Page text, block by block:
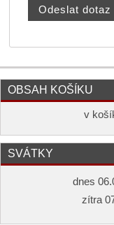
OBSAH KOŠÍKU
v
SVÁTKY
dnes
zítra